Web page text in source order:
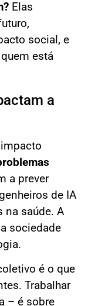
Elas
social, e
está
a
a prever
de IA
na saúde. A
sociedade
é o que
Trabalhar
– é sobre